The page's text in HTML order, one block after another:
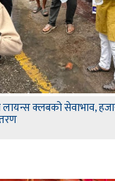
लायन्स क्लबको सेवाभाव,